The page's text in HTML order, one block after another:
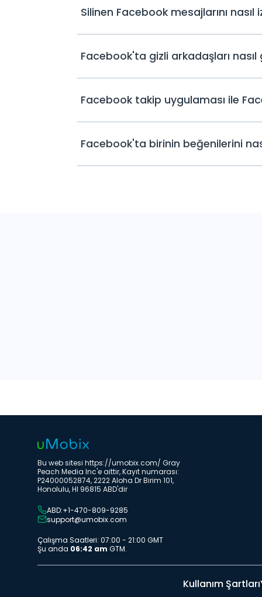
Silinen Facebook mesajlarını nasıl
Facebook'ta gizli arkadaşları nasıl
Facebook takip uygulaması ile
Facebook'ta birinin beğenilerini
Bu web sitesi https://umobix.com/ Gray
Peach Media Inc'e aittir, Kayıt numarası:
P24000052874, 2222 Aloha Dr Birim 101,
Honolulu, HI 96815 ABD'dir
ABD:+1-470-809-9285
support@umobix.com
Çalışma Saatleri: 07:00 - 21:00 GMT
Şu anda 06:42 am GTM.
Kullanım Şartları